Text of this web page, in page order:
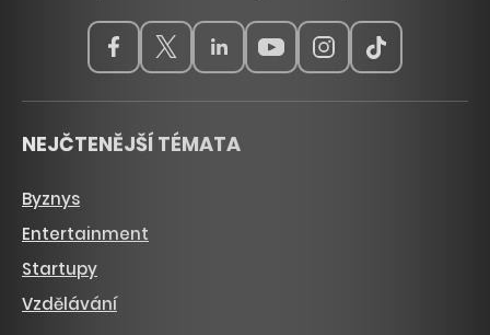
NEJČTENĚJŠÍ TÉMATA
Byznys
Entertainment
Startupy
Vzdělávání